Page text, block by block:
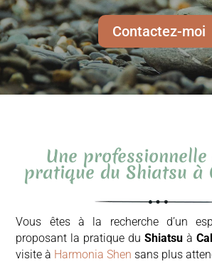
Contactez-moi
Une
pratique du Shiatsu à
Vous êtes à la recherche d’un
proposant la pratique du Shiatsu à
visite à Harmonia Shen sans plus